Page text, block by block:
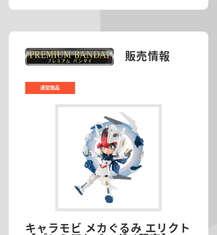
販売情報
通常商品
キャラモビ メカぐるみ エリクト